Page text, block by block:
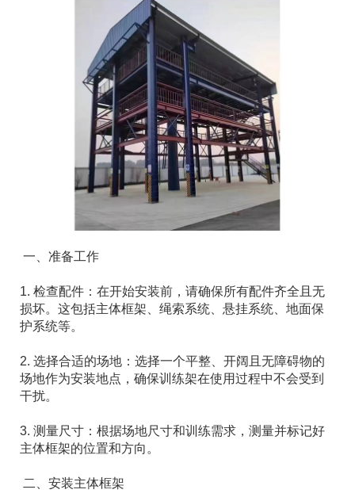
一、准备工作
1. 检查配件：在开始安装前，请确保所有配件齐全且无
损坏。这包括主体框架、绳索系统、悬挂系统、地面保
护系统等。
2. 选择合适的场地：选择一个平整、开阔且无障碍物的
场地作为安装地点，确保训练架在使用过程中不会受到
干扰。
3. 测量尺寸：根据场地尺寸和训练需求，测量并标记好
主体框架的位置和方向。
二、安装主体框架